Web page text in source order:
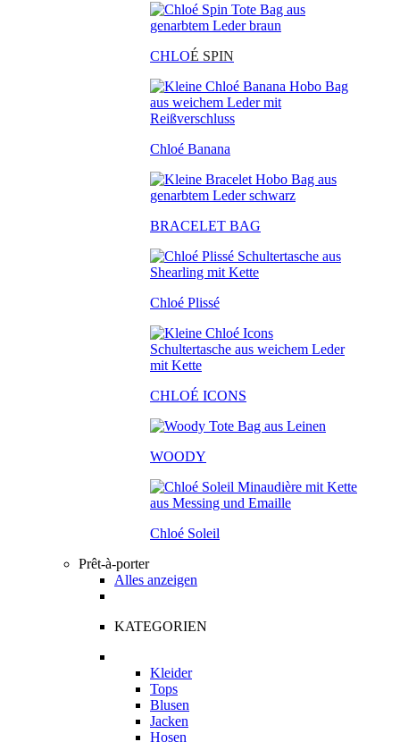
CHLOÉ SPIN
Chloé Banana
BRACELET BAG
Chloé Plissé
CHLOÉ ICONS
WOODY
Chloé Soleil
Prêt-à-porter
Alles anzeigen
KATEGORIEN
Kleider
Tops
Blusen
Jacken
Hosen